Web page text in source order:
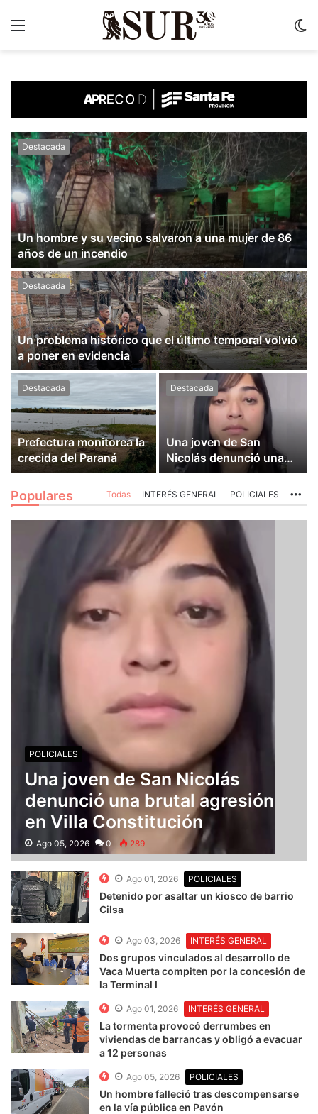
Destacada
Un hombre y su vecino salvaron a una mujer de 86
años de un incendio
Destacada
Un problema histórico que el último temporal volvió
a poner en evidencia
Destacada
Prefectura monitorea la
crecida del Paraná
Destacada
Una joven de San
Nicolás denunció una
brutal agresión en Villa
Constitución
Populares Todas INTERÉS GENERAL POLICIALES
POLICIALES
Una joven de San Nicolás
denunció una brutal agresión
en Villa Constitución
Ago 05, 2026 0 289
Ago 01, 2026 POLICIALES
Detenido por asaltar un kiosco de barrio
Cilsa
Ago 03, 2026 INTERÉS GENERAL
Dos grupos vinculados al desarrollo de
Vaca Muerta compiten por la concesión de
la Terminal I
Ago 01, 2026 INTERÉS GENERAL
La tormenta provocó derrumbes en
viviendas de barrancas y obligó a evacuar
a 12 personas
Ago 05, 2026 POLICIALES
Un hombre falleció tras descompensarse
en la vía pública en Pavón